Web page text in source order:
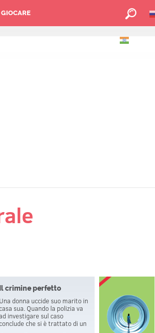
Il crimine perfetto
Una donna uccide suo marito in
sua. Quando la polizia va
investigare sul caso
che si è trattato di un